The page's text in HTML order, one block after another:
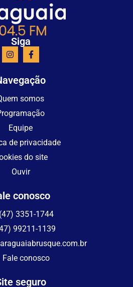
Siga
somos
Equipe
de privacidade
do site
Ouvir
conosco
(47) 3351-1744
99211-1139
Fale conosco
seguro